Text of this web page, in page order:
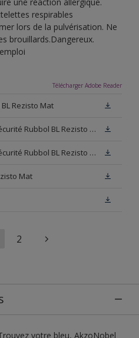
respirables
lors de la pulvérisation. Ne
brouillards.Dangereux.
Télécharger Adobe Reader
Rezisto Mat
Fiche de données de sécurité Rubbol BL Rezisto Mat Base W05
Fiche de données de sécurité Rubbol BL Rezisto Mat Base N00
Mat
2
votre bleu, AkzoNobel